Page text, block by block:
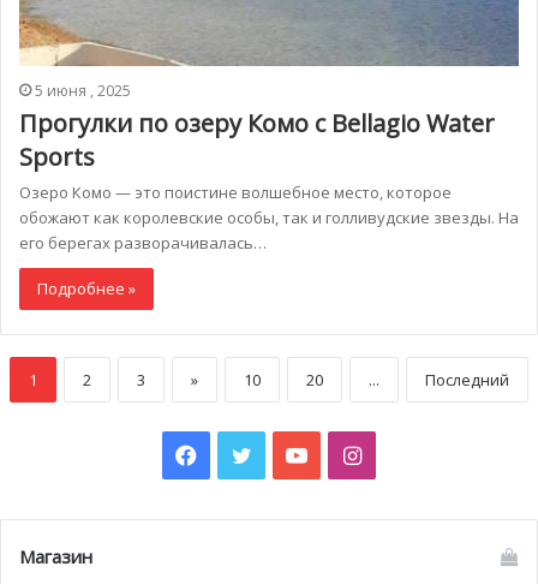
5 июня , 2025
Прогулки по озеру Комо с Bellagio Water
Sports
Озеро Комо — это поистине волшебное место, которое
обожают как королевские особы, так и голливудские звезды. На
его берегах разворачивалась…
Подробнее »
1 2 3 » 10 20 ... Последний
Facebook
TwitterYouTubeInstagram
Магазин